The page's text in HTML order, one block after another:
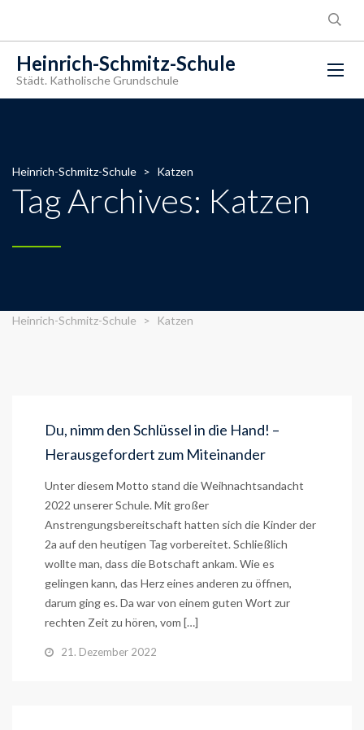
Heinrich-Schmitz-Schule
Städt. Katholische Grundschule
Heinrich-Schmitz-Schule > Katzen
Tag Archives: Katzen
Heinrich-Schmitz-Schule > Katzen
Du, nimm den Schlüssel in die Hand! –
Herausgefordert zum Miteinander
Unter diesem Motto stand die Weihnachtsandacht
2022 unserer Schule. Mit großer
Anstrengungsbereitschaft hatten sich die Kinder der
2a auf den heutigen Tag vorbereitet. Schließlich
wollte man, dass die Botschaft ankam. Wie es
gelingen kann, das Herz eines anderen zu öffnen,
darum ging es. Da war von einem guten Wort zur
rechten Zeit zu hören, vom […]
21. Dezember 2022